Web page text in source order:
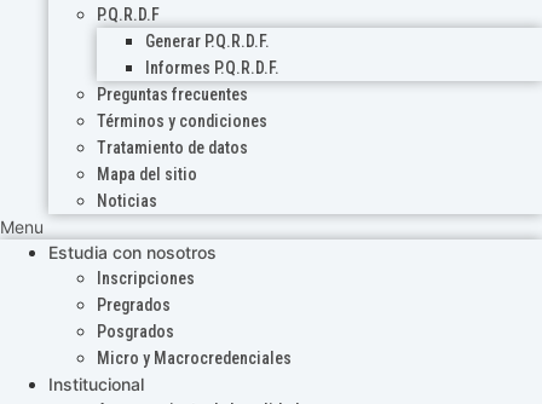
P.Q.R.D.F
Generar P.Q.R.D.F.
Informes P.Q.R.D.F.
Preguntas frecuentes
Términos y condiciones
Tratamiento de datos
Mapa del sitio
Noticias
Menu
Estudia con nosotros
Inscripciones
Pregrados
Posgrados
Micro y Macrocredenciales
Institucional